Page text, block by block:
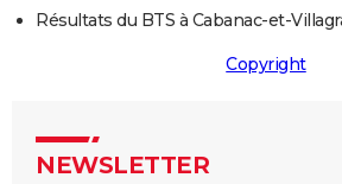
Résultats du BTS à Cabanac-et-
Copyright
NEWSLETTER